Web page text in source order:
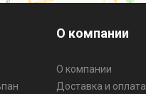
О компании
О компании
Доставка и оплата